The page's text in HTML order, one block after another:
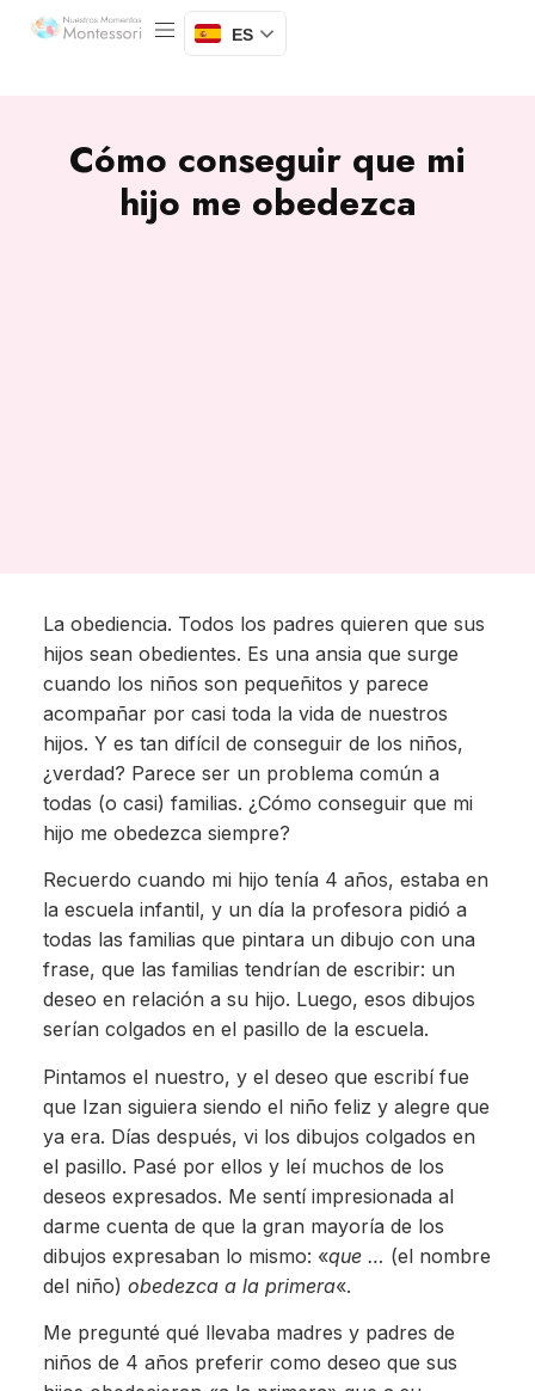
ES
Cómo conseguir que mi
hijo me obedezca
La obediencia. Todos los padres quieren que sus
hijos sean obedientes. Es una ansia que surge
cuando los niños son pequeñitos y parece
acompañar por casi toda la vida de nuestros
hijos. Y es tan difícil de conseguir de los niños,
¿verdad? Parece ser un problema común a
todas (o casi) familias. ¿Cómo conseguir que mi
hijo me obedezca siempre?
Recuerdo cuando mi hijo tenía 4 años, estaba en
la escuela infantil, y un día la profesora pidió a
todas las familias que pintara un dibujo con una
frase, que las familias tendrían de escribir: un
deseo en relación a su hijo. Luego, esos dibujos
serían colgados en el pasillo de la escuela.
Pintamos el nuestro, y el deseo que escribí fue
que Izan siguiera siendo el niño feliz y alegre que
ya era. Días después, vi los dibujos colgados en
el pasillo. Pasé por ellos y leí muchos de los
deseos expresados. Me sentí impresionada al
darme cuenta de que la gran mayoría de los
dibujos expresaban lo mismo: «que … (el nombre
del niño) obedezca a la primera«.
Me pregunté qué llevaba madres y padres de
niños de 4 años preferir como deseo que sus